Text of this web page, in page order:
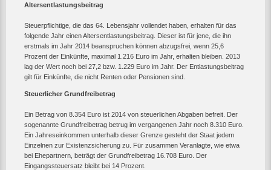
Altersentlastungsbeitrag
Steuerpflichtige, die das 64. Lebensjahr vollendet haben, erhalten für das
folgende Jahr einen Altersentlastungsbeitrag. Dieser ist für jene, die ihn
erstmals im Jahr 2014 beanspruchen können abzugsfrei, wenn 25,6
Prozent der Einkünfte, maximal 1.216 Euro im Jahr, erhalten bleiben. 2013
lag der Wert noch bei 27,2 bzw. 1.229 Euro im Jahr. Der Entlastungsbeitrag
gilt für Einkünfte, die nicht Renten oder Pensionen sind.
Steuerlicher Grundfreibetrag
Ein Betrag von 8.354 Euro ist 2014 von steuerlichen Abgaben befreit. Der
sogenannte Grundfreibetrag betrug im vergangenen Jahr noch 8.310 Euro.
Ein Jahreseinkommen unterhalb dieser Grenze gesteht der Staat jedem
Einzelnen zur Existenzsicherung zu. Für zusammen Veranlagte, wie etwa
bei Ehepartnern, beträgt der Grundfreibetrag 16.708 Euro. Der
Eingangssteuersatz bleibt bei 14 Prozent.